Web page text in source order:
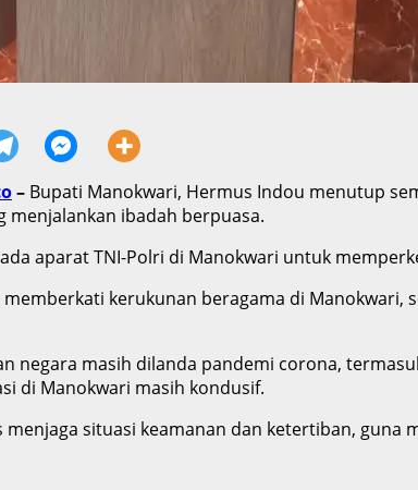
– Bupati Manokwari, Hermus Indou menutup
menjalankan ibadah berpuasa.
aparat TNI-Polri di Manokwari untuk
kerukunan beragama di
negara masih dilanda pandemi corona,
di Manokwari masih kondusif.
situasi keamanan dan ketertiban, guna